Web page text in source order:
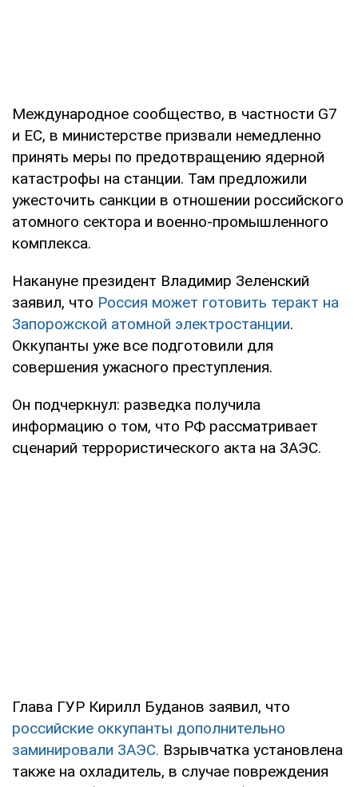
Международное сообщество, в частности G7
и ЕС, в министерстве призвали немедленно
принять меры по предотвращению ядерной
катастрофы на станции. Там предложили
ужесточить санкции в отношении российского
атомного сектора и военно-промышленного
комплекса.
Накануне президент Владимир Зеленский
заявил, что Россия может готовить теракт на
Запорожской атомной электростанции.
Оккупанты уже все подготовили для
совершения ужасного преступления.
Он подчеркнул: разведка получила
информацию о том, что РФ рассматривает
сценарий террористического акта на ЗАЭС.
Глава ГУР Кирилл Буданов заявил, что
российские оккупанты дополнительно
заминировали ЗАЭС. Взрывчатка установлена
также на охладитель, в случае повреждения